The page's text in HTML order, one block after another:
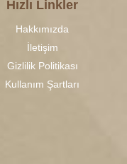
Hızlı Linkler
Hakkımızda
İletişim
Gizlilik Politikası
Kullanım Şartları